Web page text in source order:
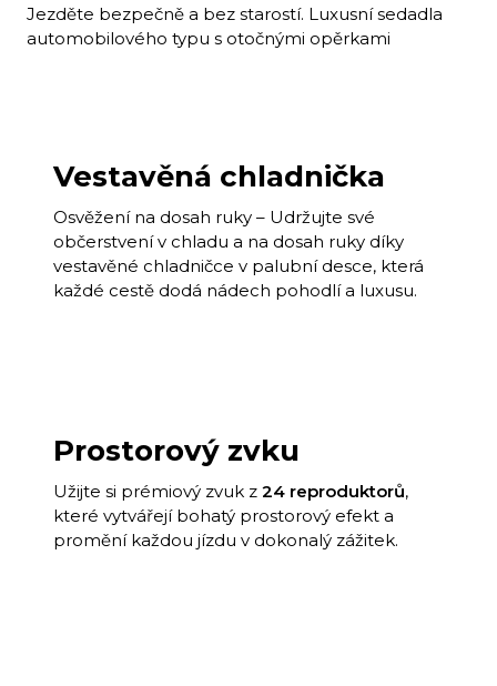
Jezděte bezpečně a bez starostí. Luxusní sedadla
automobilového typu s otočnými opěrkami
Vestavěná chladnička
Osvěžení na dosah ruky – Udržujte své
občerstvení v chladu a na dosah ruky díky
vestavěné chladničce v palubní desce, která
každé cestě dodá nádech pohodlí a luxusu.
Prostorový zvku
Užijte si prémiový zvuk z 24 reproduktorů,
které vytvářejí bohatý prostorový efekt a
promění každou jízdu v dokonalý zážitek.